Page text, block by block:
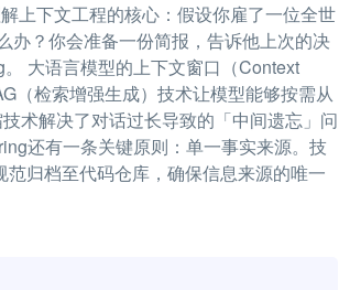
上下文工程的核心：假设你雇了一位全世
？你会准备一份简报，告诉他上次的决
大语言模型的上下文窗口（Context
（检索增强生成）技术让模型能够按需从
术解决了对话过长导致的「中间遗忘」问
还有一条关键原则：单一事实来源。技
归档至代码仓库，确保信息来源的唯一